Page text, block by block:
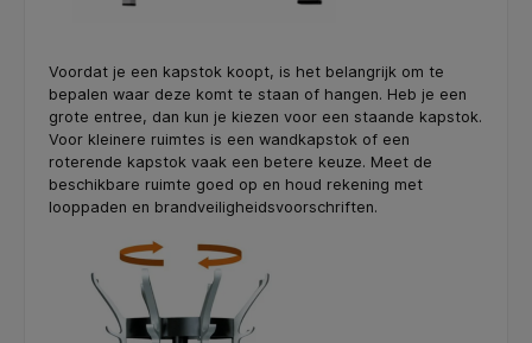
Voordat je een kapstok koopt, is het belangrijk om te
bepalen waar deze komt te staan of hangen. Heb je een
grote entree, dan kun je kiezen voor een staande kapstok.
Voor kleinere ruimtes is een wandkapstok of een
roterende kapstok vaak een betere keuze. Meet de
beschikbare ruimte goed op en houd rekening met
looppaden en brandveiligheidsvoorschriften.